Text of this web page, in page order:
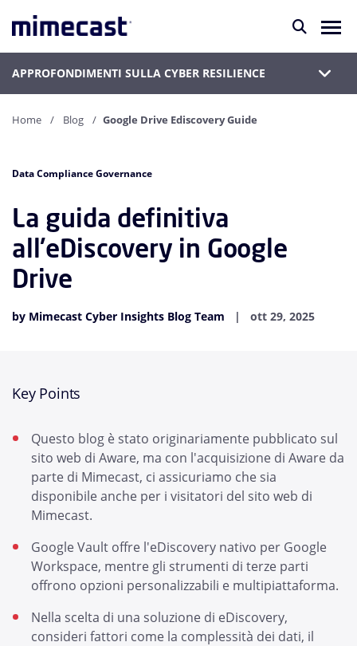
APPROFONDIMENTI SULLA CYBER RESILIENCE
Home Blog Google Drive Ediscovery Guide
Data Compliance Governance
La guida definitiva
all'eDiscovery in Google
Drive
by Mimecast Cyber Insights Blog Team ott 29, 2025
Key Points
Questo blog è stato originariamente pubblicato sul
sito web di Aware, ma con l'acquisizione di Aware da
parte di Mimecast, ci assicuriamo che sia
disponibile anche per i visitatori del sito web di
Mimecast.
Google Vault offre l'eDiscovery nativo per Google
Workspace, mentre gli strumenti di terze parti
offrono opzioni personalizzabili e multipiattaforma.
Nella scelta di una soluzione di eDiscovery,
consideri fattori come la complessità dei dati, il